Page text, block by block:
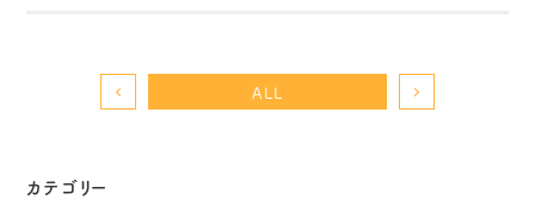
カテゴリー
ALL